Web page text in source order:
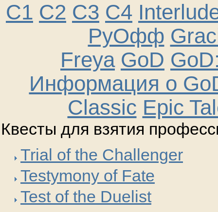
C1 C2 C3 C4
РуОфф
Freya GoD
Информация о
Classic Epic
Квесты для взятия
Trial of the Challenger
Testymony of Fate
Test of the Duelist